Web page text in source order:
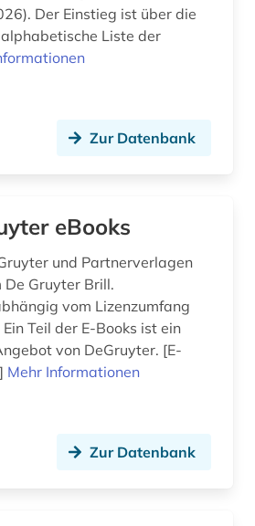
preprint server (1)
seemannschaft (1)
arbeit (1)
Der Einstieg ist über die
Liste der
Zur Datenbank
eBooks
und Partnerverlagen
Gruyter Brill.
vom Lizenzumfang
Teil der E-Books ist ein
von DeGruyter. [E-
Mehr Informationen
Zur Datenbank